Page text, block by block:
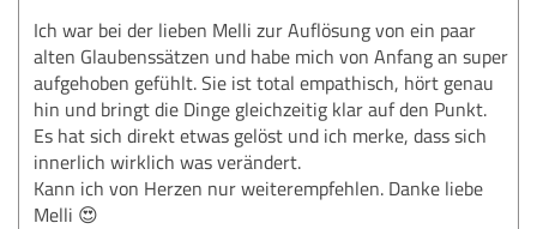
Ich war bei der lieben Melli zur Auflösung von ein paar
alten Glaubenssätzen und habe mich von Anfang an super
aufgehoben gefühlt. Sie ist total empathisch, hört genau
hin und bringt die Dinge gleichzeitig klar auf den Punkt.
Es hat sich direkt etwas gelöst und ich merke, dass sich
innerlich wirklich was verändert.
Kann ich von Herzen nur weiterempfehlen. Danke liebe
Melli 😍